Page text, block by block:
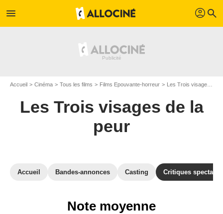
menu profil search
Accueil Cinéma Tous les films Films Epouvante-horreur Les Trois visages de la peur
Les Trois visages de la
peur
Accueil Bandes-annonces Casting Critiques
Note moyenne